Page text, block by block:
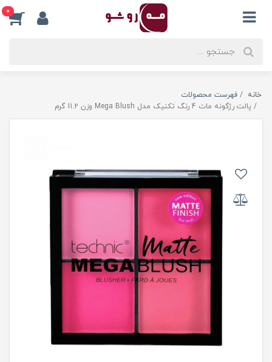
0
خانه
فهرست محصولات
پالت رژگونه مات 4 رنگ تکنیک مدل Mega Blush وزن 11.2 گرم